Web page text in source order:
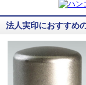
法人実印におすすめ